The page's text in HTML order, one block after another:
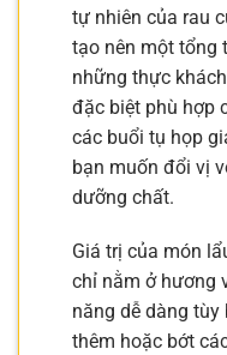
tự nhiên của rau
tạo nên một tổng
những thực
đặc biệt phù hợp
các buổi tụ họp
bạn muốn đổi vị
dưỡng chất.
Giá trị của món
chỉ nằm ở hương
năng dễ dàng tùy
thêm hoặc bớt